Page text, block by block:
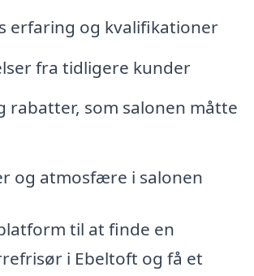
erfaring og kvalifikationer
fra tidligere kunder
rabatter, som salonen måtte
og atmosfære i salonen
til at finde en
i Ebeltoft og få et